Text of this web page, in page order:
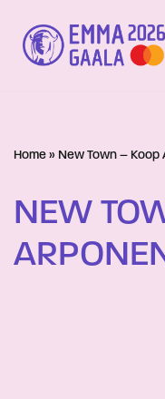
Siirry
suoraan
Home » New Town – Koop
NEW